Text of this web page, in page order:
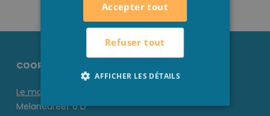
COORDONNÉES STESHA
Le magasin
Melanedreef 6 D
Accepter tout
Refuser tout
AFFICHER LES DÉTAILS